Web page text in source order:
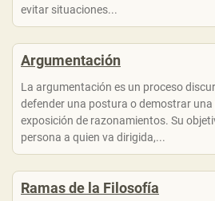
evitar situaciones...
Argumentación
La argumentación es un proceso
defender una postura o demostrar
exposición de razonamientos. Su
persona a quien va dirigida,...
Ramas de la Filosofía